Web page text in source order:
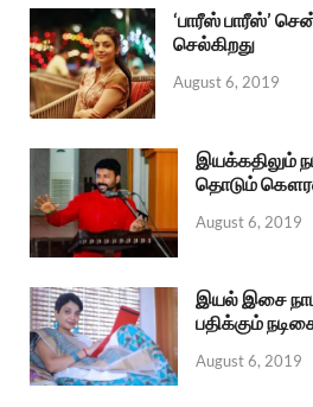
‘பாரீஸ் பாரீஸ்’
செல்கிறது
August 6, 2019
இயக்கதிலும்
தொடும்
August 6, 2019
இயல் இசை
பதிக்கும்
August 6, 2019